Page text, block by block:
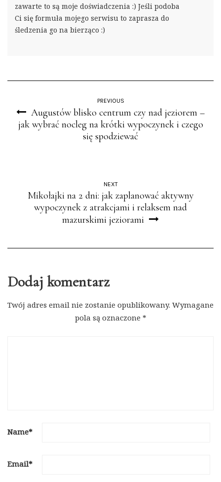
zawarte to są moje doświadczenia :) Jeśli podoba
Ci się formuła mojego serwisu to zaprasza do
śledzenia go na bierząco :)
PREVIOUS
Augustów blisko centrum czy nad jeziorem –
jak wybrać nocleg na krótki wypoczynek i czego
się spodziewać
NEXT
Mikołajki na 2 dni: jak zaplanować aktywny
wypoczynek z atrakcjami i relaksem nad
mazurskimi jeziorami
Dodaj komentarz
Twój adres email nie zostanie opublikowany. Wymagane
pola są oznaczone *
Name*
Email*